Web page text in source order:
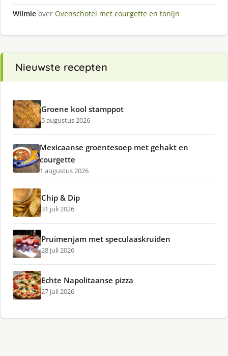
Wilmie over Ovenschotel met courgette en tonijn
Nieuwste recepten
Groene kool stamppot
5 augustus 2026
Mexicaanse groentesoep met gehakt en
courgette
1 augustus 2026
Chip & Dip
31 juli 2026
Pruimenjam met speculaaskruiden
28 juli 2026
Echte Napolitaanse pizza
27 juli 2026